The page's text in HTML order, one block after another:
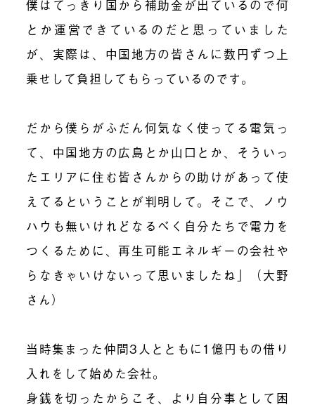
僕はてっきり国から補助金が出ているので何
とか運営できているのだと思っていました
が、実際は、中国地方の皆さんに数円ずつ上
乗せして負担してもらっているのです。
だから僕らがふだん何気なく使ってる電気っ
て、中国地方の広島とか山口とか、そういっ
たエリアに住む皆さんからの助けがあって使
えてるということが判明して。そこで、ノウ
ハウも無いけれどなるべく自分たちで電力を
つくるために、再生可能エネルギーの会社や
らなきゃいけないって思いましたね」（大野
さん）
当時集まった仲間3人とともに1億円もの借り
入れをして始めた会社。
身銭を切ったからこそ、より自分事として困